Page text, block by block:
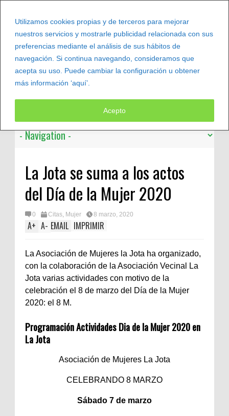
Utilizamos cookies propias y de terceros para mejorar
nuestros servicios y mostrarle publicidad relacionada con sus
preferencias mediante el análisis de sus hábitos de
navegación. Si continua navegando, consideramos que
acepta su uso. Puede cambiar la configuración u obtener
más información ‘aquí’.
Acepto
La Jota se suma a los actos
del Día de la Mujer 2020
0 Citas, Mujer 8 marzo, 2020
A+ A- EMAIL IMPRIMIR
La Asociación de Mujeres la Jota ha organizado,
con la colaboración de la Asociación Vecinal La
Jota varias actividades con motivo de la
celebración el 8 de marzo del Día de la Mujer
2020: el 8 M.
Programación Actividades Dia de la Mujer 2020 en
La Jota
Asociación de Mujeres La Jota
CELEBRANDO 8 MARZO
Sábado 7 de marzo